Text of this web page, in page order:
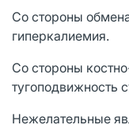
Со стороны
гиперкалиемия.
Со стороны
тугоподвижность
Нежелательные